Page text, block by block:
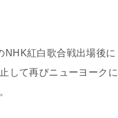
NHK紅白歌合戦出場後に
して再びニューヨークに